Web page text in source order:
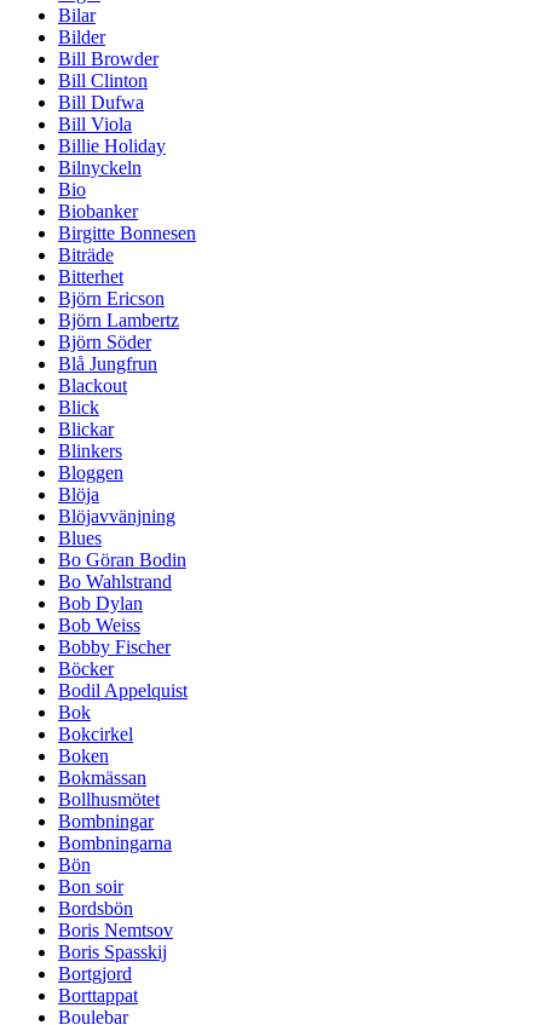
Bilar
Bilder
Bill Browder
Bill Clinton
Bill Dufwa
Bill Viola
Billie Holiday
Bilnyckeln
Bio
Biobanker
Birgitte Bonnesen
Biträde
Bitterhet
Björn Ericson
Björn Lambertz
Björn Söder
Blå Jungfrun
Blackout
Blick
Blickar
Blinkers
Bloggen
Blöja
Blöjavvänjning
Blues
Bo Göran Bodin
Bo Wahlstrand
Bob Dylan
Bob Weiss
Bobby Fischer
Böcker
Bodil Appelquist
Bok
Bokcirkel
Boken
Bokmässan
Bollhusmötet
Bombningar
Bombningarna
Bön
Bon soir
Bordsbön
Boris Nemtsov
Boris Spasskij
Bortgjord
Borttappat
Boulebar